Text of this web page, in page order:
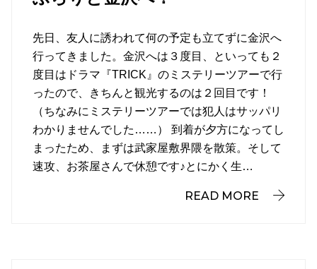
先日、友人に誘われて何の予定も立てずに金沢へ
行ってきました。金沢へは３度目、といっても２
度目はドラマ『TRICK』のミステリーツアーで行
ったので、きちんと観光するのは２回目です！
（ちなみにミステリーツアーでは犯人はサッパリ
わかりませんでした……） 到着が夕方になってし
まったため、まずは武家屋敷界隈を散策。そして
速攻、お茶屋さんで休憩です♪とにかく生…
READ MORE